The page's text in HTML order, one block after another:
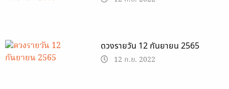
ดวงรายวัน 12 กันยายน 2565
12 ก.ย. 2022